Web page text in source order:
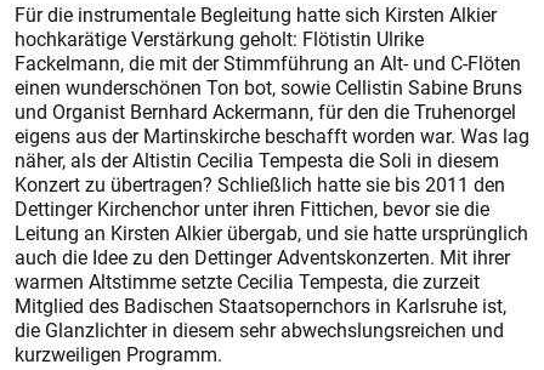
Für die instrumentale Begleitung hatte sich Kirsten Alkier
hochkarätige Verstärkung geholt: Flötistin Ulrike
Fackelmann, die mit der Stimmführung an Alt- und C-Flöten
einen wunderschönen Ton bot, sowie Cellistin Sabine Bruns
und Organist Bernhard Ackermann, für den die Truhenorgel
eigens aus der Martinskirche beschafft worden war. Was lag
näher, als der Altistin Cecilia Tempesta die Soli in diesem
Konzert zu übertragen? Schließlich hatte sie bis 2011 den
Dettinger Kirchenchor unter ihren Fittichen, bevor sie die
Leitung an Kirsten Alkier übergab, und sie hatte ursprünglich
auch die Idee zu den Dettinger Adventskonzerten. Mit ihrer
warmen Altstimme setzte Cecilia Tempesta, die zurzeit
Mitglied des Badischen Staatsopernchors in Karlsruhe ist,
die Glanzlichter in diesem sehr abwechslungsreichen und
kurzweiligen Programm.